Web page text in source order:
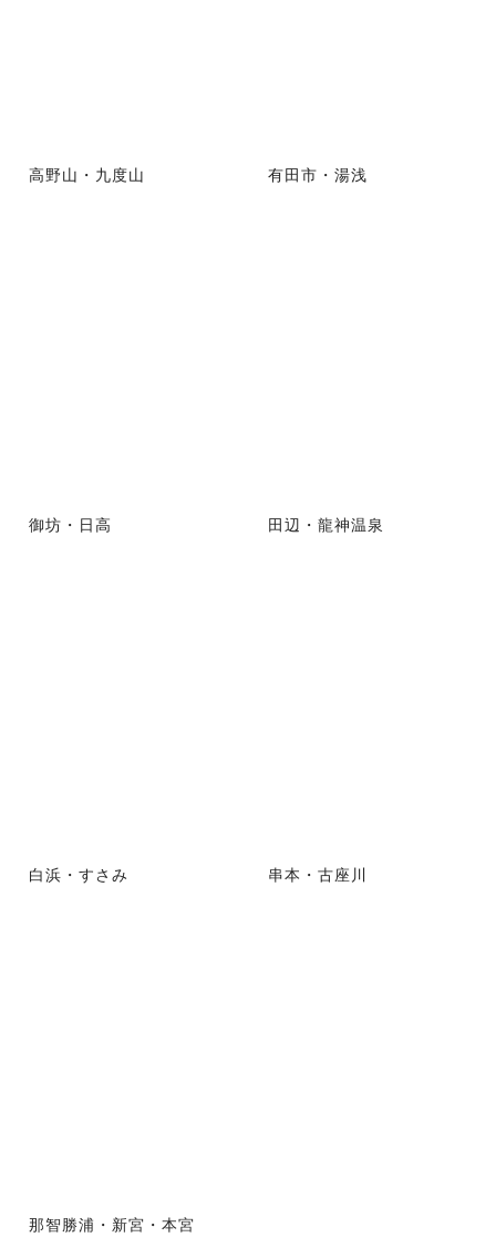
高野山・九度山 有田市・湯浅
御坊・日高 田辺・龍神温泉
白浜・すさみ 串本・古座川
那智勝浦・新宮・本宮